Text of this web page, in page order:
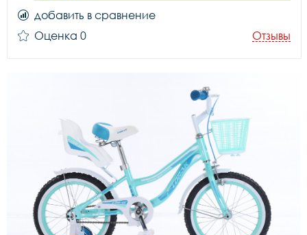
добавить в сравнение
Оценка 0
Отзывы